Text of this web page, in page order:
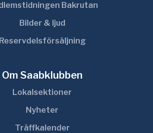
Bakrutan
Bilder & ljud
Reservdelsförsäljning
Om Saabklubben
Lokalsektioner
Nyheter
Träffkalender